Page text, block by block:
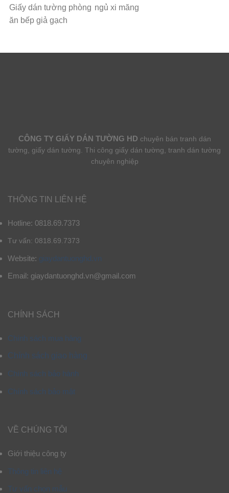
Giấy dán tường phòng
ăn bếp giả gạch
ngủ xi măng
CÔNG TY GIẤY DÁN TƯỜNG HD chuyên bán tranh dán
tường, giấy dán tường. Thi công giấy dán tường, tranh dán tường
chuyên nghiệp
THÔNG TIN LIÊN HỆ
Hotline: 0818.69.7373
Tư vấn: 0818.69.7373
Website: giaydantuonghd.vn
Email: giaydantuonghd.vn@gmail.com
CHÍNH SÁCH
Chính sách mua hàng
Chính sách giao hàng
Chính sách bảo hành
Chính sách bảo mật
VỀ CHÚNG TÔI
Giới thiệu công ty
Thông tin liên hệ
Tư vấn chọn mẫu